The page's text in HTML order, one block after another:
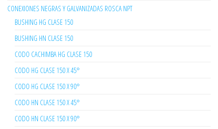
CONEXIONES NEGRAS Y GALVANIZADAS ROSCA NPT
BUSHING HG CLASE 150
BUSHING HN CLASE 150
CODO CACHIMBA HG CLASE 150
CODO HG CLASE 150 X 45°
CODO HG CLASE 150 X 90°
CODO HN CLASE 150 X 45°
CODO HN CLASE 150 X 90°